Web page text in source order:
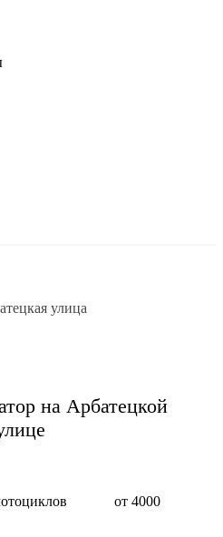
улица
на Арбатецкой
от 4000